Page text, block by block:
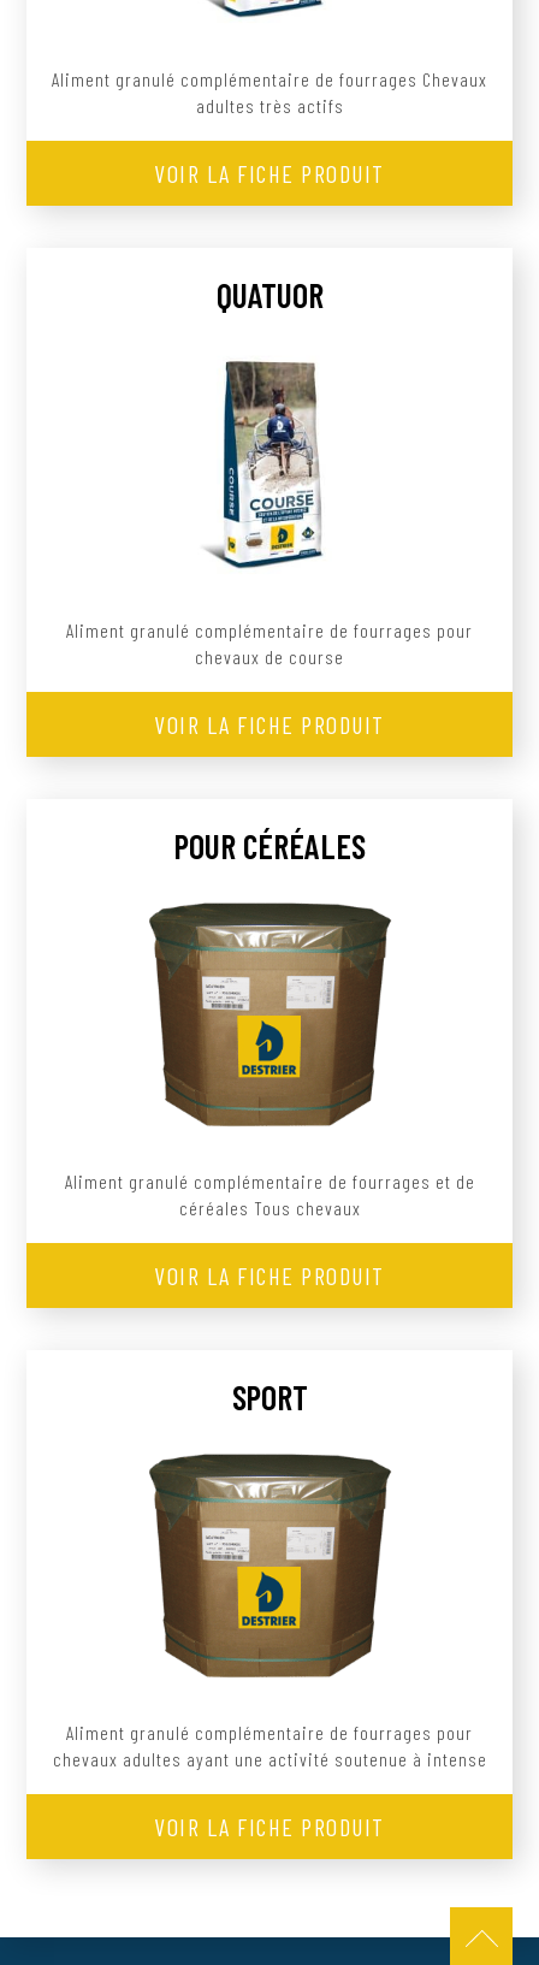
Aliment granulé complémentaire de fourrages Chevaux
adultes très actifs
VOIR LA FICHE PRODUIT
QUATUOR
Aliment granulé complémentaire de fourrages pour
chevaux de course
VOIR LA FICHE PRODUIT
POUR CÉRÉALES
Aliment granulé complémentaire de fourrages et de
céréales Tous chevaux
VOIR LA FICHE PRODUIT
SPORT
Aliment granulé complémentaire de fourrages pour
chevaux adultes ayant une activité soutenue à intense
VOIR LA FICHE PRODUIT